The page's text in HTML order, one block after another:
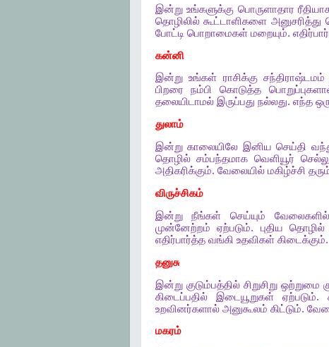
இன்று உங்களுக்கு பொருளாதார
தொழிலில் கூட்டாளிகளை அனுசரித்து
போட்டி பொறாமைகள் மறையும்.
கன்னி
இன்று உங்கள் ராசிக்கு சந்திராஷ்டமம்
பிறரை
நம்பி கொடுத்த
தலையிடாமல் இருப்பது நல்லது. எந்த
துலாம்
இன்று காலையிலே இனிய செய்தி
தொழில் சம்பந்தமாக வெளியூர்
அதிகரிக்கும். வேலையில் மகிழ்ச்சி
விருச்சிகம்
இன்று
நீங்கள் செய்யும் வேலைகளில்
முன்னேற்றம்
ஏற்படும். புதிய தொழில்
எதிர்பார்த்த வங்கி உதவிகள் கிடைக்கும்.
தனுசு
இன்று குடும்பத்தில் சிறுசிறு ஒற்றுமை
கிடைப்பதில்
இடையூறுகள் ஏற்படும்.
உறவினர்களால் அனுகூலம் கிட்டும்.
மகரம்